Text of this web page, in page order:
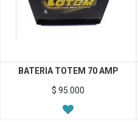
BATERIA TOTEM 70 AMP
$ 95.000